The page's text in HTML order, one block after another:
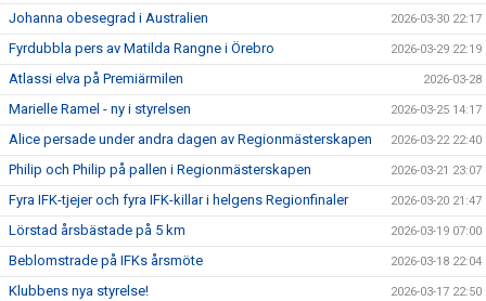
Johanna obesegrad i Australien 2026-03-30 22:17
Fyrdubbla pers av Matilda Rangne i Örebro 2026-03-29 22:19
Atlassi elva på Premiärmilen 2026-03-28
Marielle Ramel - ny i styrelsen 2026-03-25 14:17
Alice persade under andra dagen av Regionmästerskapen 2026-03-22 22:40
Philip och Philip på pallen i Regionmästerskapen 2026-03-21 23:07
Fyra IFK-tjejer och fyra IFK-killar i helgens Regionfinaler 2026-03-20 21:47
Lörstad årsbästade på 5 km 2026-03-19 07:00
Beblomstrade på IFKs årsmöte 2026-03-18 22:04
Klubbens nya styrelse! 2026-03-17 22:50